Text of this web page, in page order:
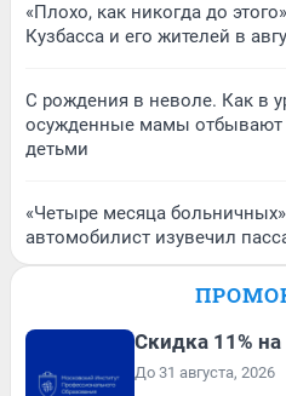
«Плохо, как никогда до
Кузбасса и его жителей в
С рождения в неволе. Как в
осужденные мамы отбывают
детьми
«Четыре месяца
автомобилист изувечил
Скидка 11%
До 31 августа, 2026